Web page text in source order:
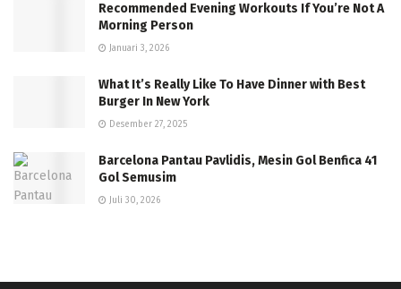
Recommended Evening Workouts If You’re Not A
Morning Person
Januari 3, 2026
What It’s Really Like To Have Dinner with Best
Burger In New York
Desember 27, 2025
Barcelona Pantau Pavlidis, Mesin Gol Benfica 41
Gol Semusim
Juli 30, 2026